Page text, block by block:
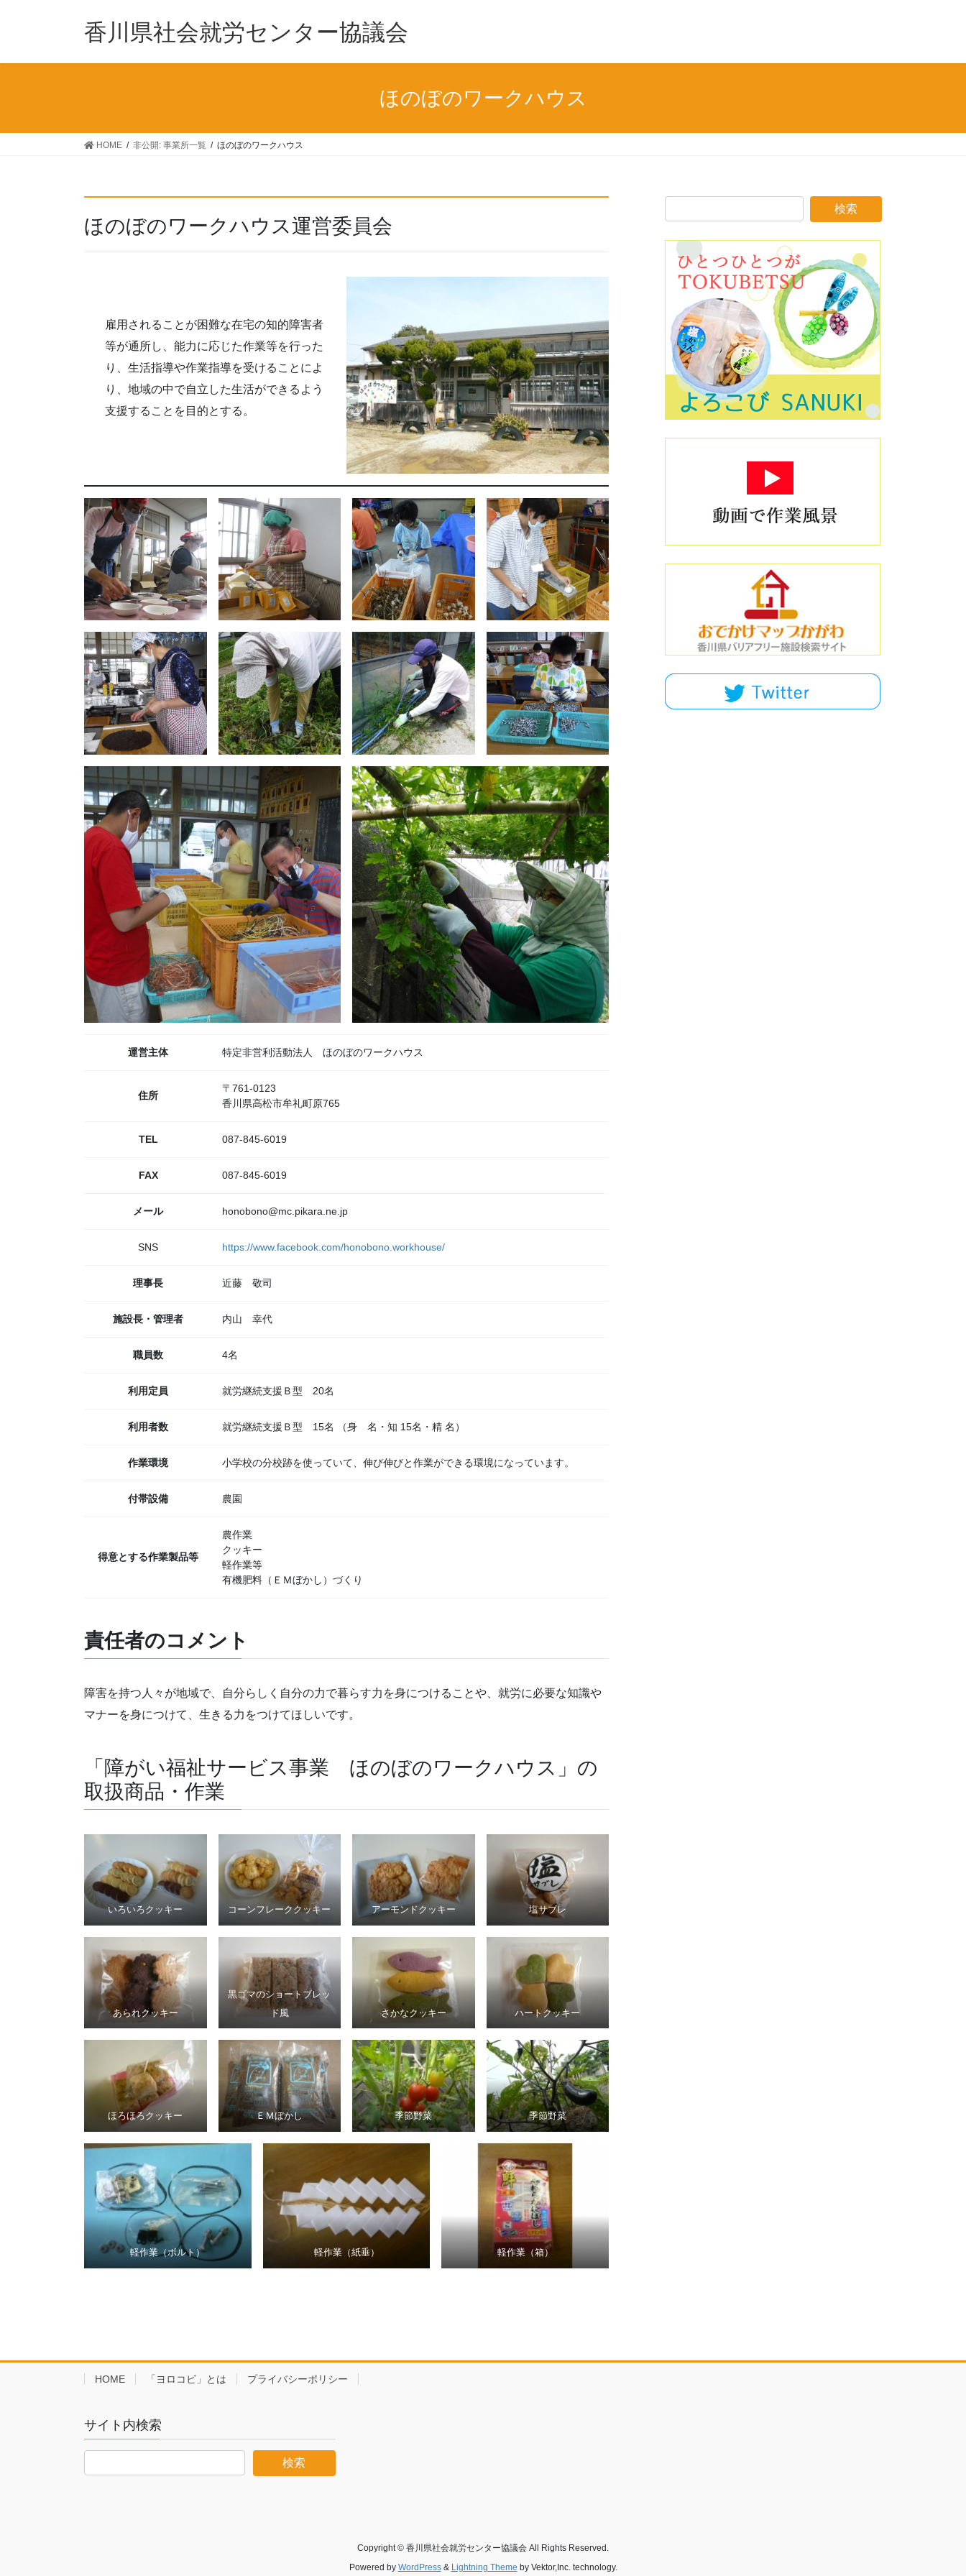
香川県社会就労センター協議会
ほのぼのワークハウス
HOME 非公開: 事業所一覧 ほのぼのワークハウス
ほのぼのワークハウス運営委員会
雇用されることが困難な在宅の知的障害者
等が通所し、能力に応じた作業等を行った
り、生活指導や作業指導を受けることによ
り、地域の中で自立した生活ができるよう
支援することを目的とする。
運営主体 特定非営利活動法人 ほのぼのワークハウス
住所
〒761-0123
香川県高松市牟礼町原765
TEL 087-845-6019
FAX 087-845-6019
メール honobono@mc.pikara.ne.jp
SNS https://www.facebook.com/honobono.workhouse/
理事長 近藤 敬司
施設長・管理者 内山 幸代
職員数 4名
利用定員 就労継続支援Ｂ型 20名
利用者数 就労継続支援Ｂ型 15名 （身 名・知 15名・精 名）
作業環境 小学校の分校跡を使っていて、伸び伸びと作業ができる環境になっています。
付帯設備 農園
得意とする作業製品等
農作業
クッキー
軽作業等
有機肥料（ＥＭぼかし）づくり
責任者のコメント
障害を持つ人々が地域で、自分らしく自分の力で暮らす力を身につけることや、就労に必要な知識や
マナーを身につけて、生きる力をつけてほしいです。
「障がい福祉サービス事業 ほのぼのワークハウス」の
取扱商品・作業
いろいろクッキー コーンフレーククッキー アーモンドクッキー 塩サブレ
あられクッキー
黒ゴマのショートブレッ
ド風
さかなクッキー ハートクッキー
ほろほろクッキー ＥＭぼかし 季節野菜 季節野菜
軽作業（ボルト） 軽作業（紙垂） 軽作業（箱）
HOME 「ヨロコビ」とは プライバシーポリシー
サイト内検索
Copyright © 香川県社会就労センター協議会 All Rights Reserved.
Powered by WordPress& Lightning Theme by Vektor,Inc. technology.